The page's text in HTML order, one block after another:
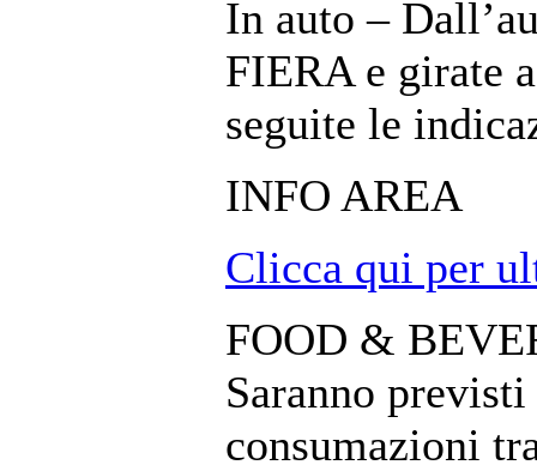
In auto –
FIERA e girate
seguite le
INFO AREA
Clicca qui per
FOOD &
Saranno
consumazioni